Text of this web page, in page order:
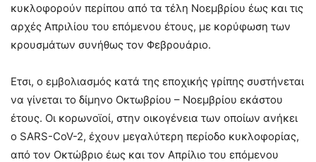
κυκλοφορούν περίπου από τα τέλη Νοεμβρίου έως και τις
αρχές Απριλίου του επόμενου έτους, με κορύφωση των
κρουσμάτων συνήθως τον Φεβρουάριο.
Ετσι, ο εμβολιασμός κατά της εποχικής γρίπης συστήνεται
να γίνεται το δίμηνο Οκτωβρίου – Νοεμβρίου εκάστου
έτους. Οι κορωνοϊοί, στην οικογένεια των οποίων ανήκει
ο SARS-CoV-2, έχουν μεγαλύτερη περίοδο κυκλοφορίας,
από τον Οκτώβριο έως και τον Απρίλιο του επόμενου